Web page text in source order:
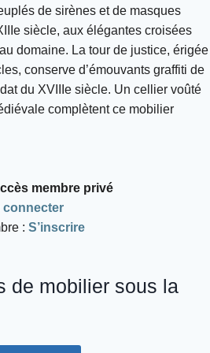
de sirènes et de masques
siècle, aux élégantes croisées
domaine. La tour de justice, érigée
conserve d’émouvants graffiti de
du XVIIIe siècle. Un cellier voûté
complètent ce mobilier
membre privé
connecter
: S’inscrire
de mobilier sous la